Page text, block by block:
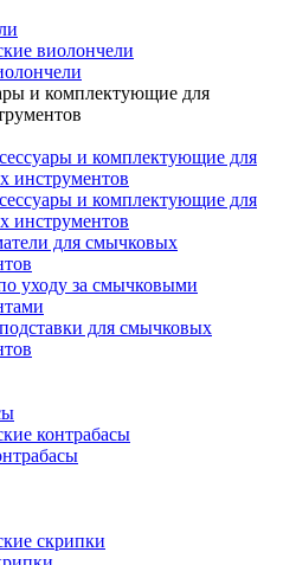
виолончели
и комплектующие для
и комплектующие для
инструментов
и комплектующие для
инструментов
для смычковых
уходу за смычковыми
для смычковых
контрабасы
скрипки